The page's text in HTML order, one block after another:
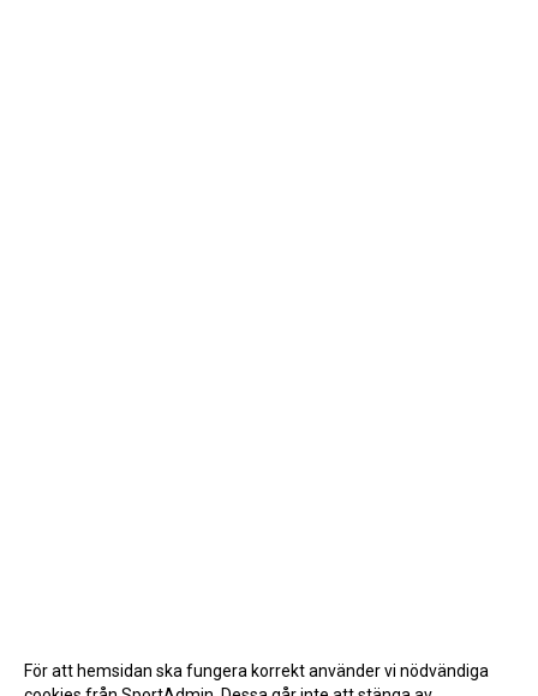
För att hemsidan ska fungera korrekt använder vi nödvändiga